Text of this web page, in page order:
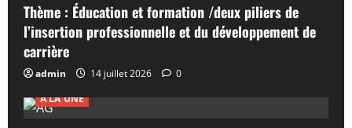
Thème : Éducation et formation /deux piliers de
l’insertion professionnelle et du développement de
carrière
admin 14 juillet 2026
0
A LA UNE